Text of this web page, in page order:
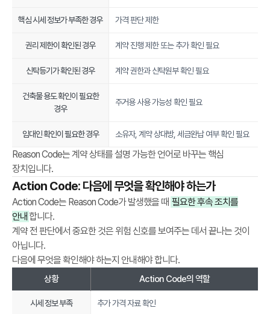
핵심 시세 정보가 부족한 경우 가격 판단 제한
권리 제한이 확인된 경우 계약 진행 제한 또는 추가 확인 필요
신탁등기가 확인된 경우 계약 권한과 신탁원부 확인 필요
건축물 용도 확인이 필요한
경우
주거용 사용 가능성 확인 필요
임대인 확인이 필요한 경우 소유자, 계약 상대방, 세금완납 여부 확인 필요
Reason Code는 계약 상태를 설명 가능한 언어로 바꾸는 핵심
장치입니다.
Action Code: 다음에 무엇을 확인해야 하는가
Action Code는 Reason Code가 발생했을 때 필요한 후속 조치를
안내 합니다.
계약 전 판단에서 중요한 것은 위험 신호를 보여주는 데서 끝나는 것이
아닙니다.
다음에 무엇을 확인해야 하는지 안내해야 합니다.
상황 Action Code의 역할
시세 정보 부족 추가 가격 자료 확인
s
o
n
O
S
a